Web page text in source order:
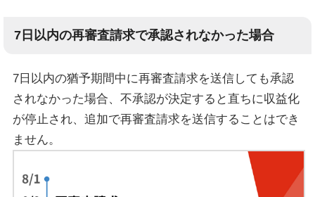
7日以内の再審査請求で承認されなかった場合
7日以内の猶予期間中に再審査請求を送信しても承認
されなかった場合、不承認が決定すると直ちに収益化
が停止され、追加で再審査請求を送信することはでき
ません。